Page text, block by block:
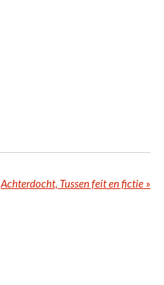
Achterdocht, Tussen feit en fictie »